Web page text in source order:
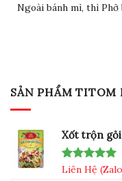
Ngoài bánh mì, thì
SẢN PHẨM TITOM
Xốt trộn
Rated5.00
Liên Hệ